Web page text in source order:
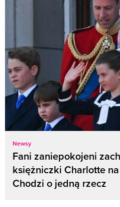
Newsy
Fani zaniepokojeni
księżniczki Charlotte
Chodzi o jedną rzecz